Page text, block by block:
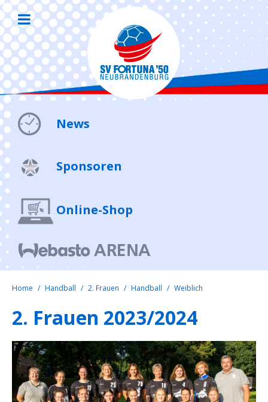
News
Sponsoren
Online-Shop
Home Handball 2. Frauen Handball Weiblich
2. Frauen 2023/2024